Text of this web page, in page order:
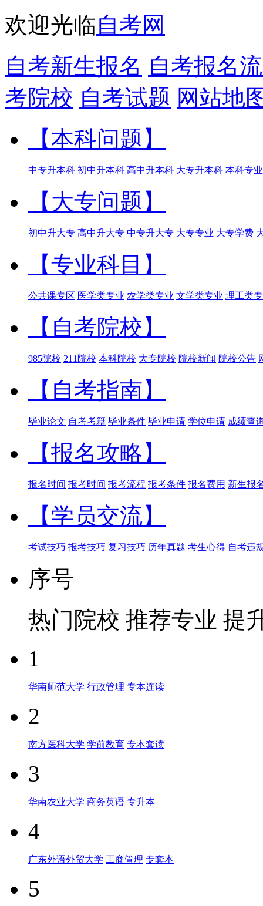
欢迎光临自考网
自考新生报名 自考报名
考院校 自考试题 网站地
【本科问题】
中专升本科 初中升本科 高中升本科 大专升本科 本科专业
【大专问题】
初中升大专 高中升大专 中专升大专 大专专业 大专学费
【专业科目】
公共课专区 医学类专业 农学类专业 文学类专业 理工类
【自考院校】
985院校 211院校 本科院校 大专院校 院校新闻 院校公告
【自考指南】
毕业论文 自考考籍 毕业条件 毕业申请 学位申请 成绩查
【报名攻略】
报名时间 报考时间 报考流程 报考条件 报名费用 新生报
【学员交流】
考试技巧 报考技巧 复习技巧 历年真题 考生心得 自考违
序号
热门院校 推荐专业 提
1
华南师范大学 行政管理 专本连读
2
南方医科大学 学前教育 专本套读
3
华南农业大学 商务英语 专升本
4
广东外语外贸大学 工商管理 专套本
5